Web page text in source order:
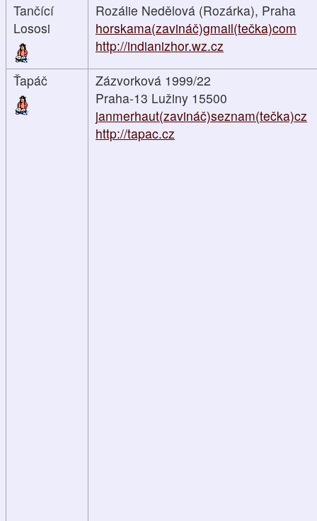
Tančící
Lososi
Rozálie Nedělová (Rozárka), Praha
horskama(zavináč)gmail(tečka)com
http://indianizhor.wz.cz
Ťapáč
Zázvorková 1999/22
Praha-13 Lužiny 15500
janmerhaut(zavináč)seznam(tečka)cz
http://tapac.cz